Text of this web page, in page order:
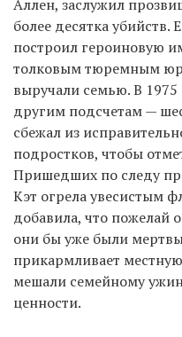
Аллен, заслужил
более десятка
построил героиновую
толковым тюремным
выручали семью. В 1975
другим подсчетам —
сбежал из
подростков, чтобы
Пришедших по следу
Кэт огрела увесистым
добавила, что пожелай
они бы уже были
прикармливает
мешали семейному
ценности.